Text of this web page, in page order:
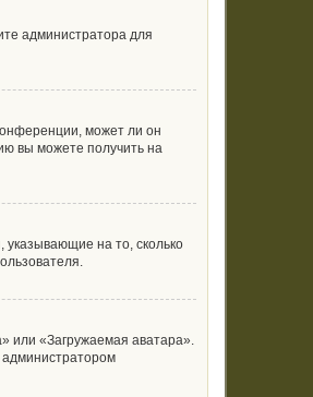
администратора для
может ли он
вы можете получить на
указывающие на то, сколько
или «Загружаемая аватара».
администратором